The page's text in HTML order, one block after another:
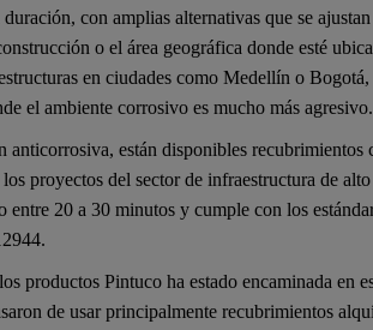
duración, con amplias alternativas que se
o el área geográfica donde esté
en ciudades como Medellín o
el ambiente corrosivo es mucho más agresivo.
anticorrosiva, están disponibles
proyectos del sector de infraestructura de
entre 20 a 30 minutos y cumple con los
productos Pintuco ha estado encaminada en
de usar principalmente recubrimientos